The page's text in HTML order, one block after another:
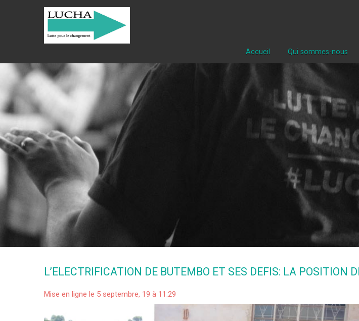
Accueil Qui sommes-nous
L’ELECTRIFICATION DE BUTEMBO ET SES DEFIS: LA POSITION
Mise en ligne le 5 septembre, 19 à 11:29